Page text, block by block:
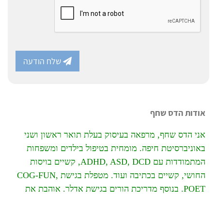
שלח הודעה
אודות הדס שחף
אני הדס שחף, מרפאה בעיסוק בעלת תואר ראשון ושני
באוניברסיטת חיפה. מומחית בטיפול בילדים ומשפחות
המתמודדות עם ADHD, ASD, DCD, קשיים בויסות
החושי, קשיים בכתיבה ועוד. מטפלת בגישת COG-FUN,
POET. בנוסף מדריכת הורים בגישת אדלר. אוהבת את